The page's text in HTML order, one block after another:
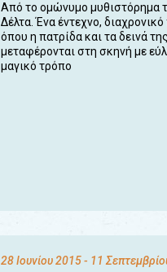
Από το ομώνυμο μυθιστόρημα
Δέλτα. Ένα έντεχνο,
όπου η πατρίδα και τα δεινά της
μεταφέρονται στη σκηνή με
μαγικό τρόπο
28 Ιουνίου 2015- 11